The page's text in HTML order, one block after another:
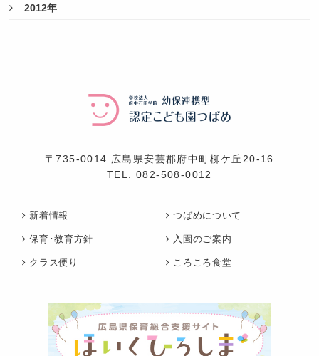
2012年
〒735-0014 広島県安芸郡府中町柳ケ丘20-16
TEL.082-508-0012
新着情報 つばめについて
保育･教育方針 入園のご案内
クラス便り ころころ食堂